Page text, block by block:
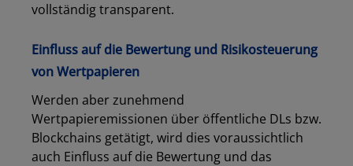
vollständig transparent.
Einfluss auf die Bewertung und Risikosteuerung
von Wertpapieren
Werden aber zunehmend
Wertpapieremissionen über öffentliche DLs bzw.
Blockchains getätigt, wird dies voraussichtlich
auch Einfluss auf die Bewertung und das